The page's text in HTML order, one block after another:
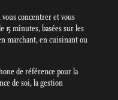
concentrer et vous
15 minutes, basées sur les
marchant, en cuisinant ou
de référence pour la
de soi, la gestion